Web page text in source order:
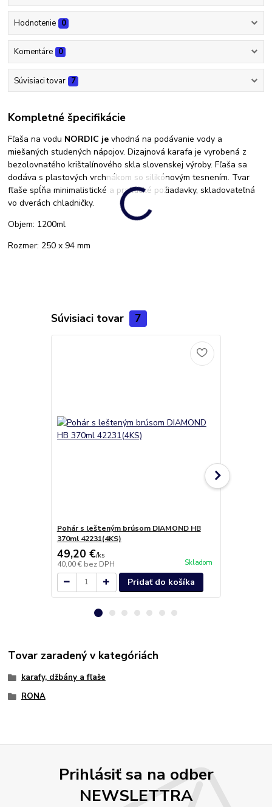
Hodnotenie 0
Komentáre 0
Súvisiaci tovar 7
Kompletné špecifikácie
Fľaša na vodu NORDIC jevhodná na podávanie vody a
miešaných studených nápojov. Dizajnová karafa je vyrobená z
bezolovnatého krištalínového skla slovenskej výroby. Fľaša sa
dodáva s plastových vrchnákom so silikónovým tesnením. Tvar
fľaše spĺňa minimalistické a praktické požiadavky, skladovateľná
vo dverách chladničky.
Objem: 1200ml
Rozmer: 250 x 94 mm
Súvisiaci tovar 7
Pohár s lešteným brúsom DIAMOND HB
370ml 42231(4KS)
49,20 €/ks
40,00 € bez DPH Skladom
Pridať do košíka
Tovar zaradený v kategóriách
karafy, džbány a fľaše
RONA
Prihlásiť sa na odber
NEWSLETTRA